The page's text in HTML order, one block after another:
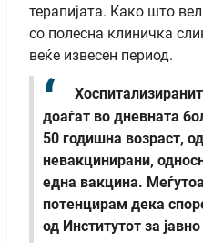
терапијата. Како што
со полесна клиничка
веќе извесен период.
доаѓат во дневната
50 годишна возраст,
невакцинирани,
една вакцина.
потенцирам дека
од Институтот за